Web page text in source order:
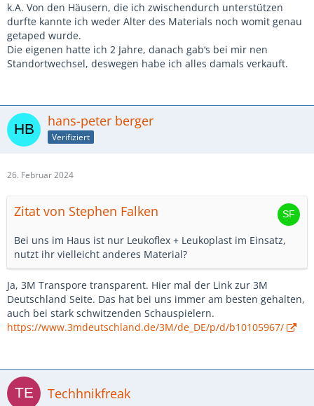
k.A. Von den Häusern, die ich zwischendurch unterstützen
durfte kannte ich weder Alter des Materials noch womit genau
getaped wurde.
Die eigenen hatte ich 2 Jahre, danach gab‘s bei mir nen
Standortwechsel, deswegen habe ich alles damals verkauft.
hans-peter berger
Verifiziert
26. Februar 2024
Zitat von Stephen Falken
Bei uns im Haus ist nur Leukoflex + Leukoplast im Einsatz,
nutzt ihr vielleicht anderes Material?
Ja, 3M Transpore transparent. Hier mal der Link zur 3M
Deutschland Seite. Das hat bei uns immer am besten gehalten,
auch bei stark schwitzenden Schauspielern.
https://www.3mdeutschland.de/3M/de_DE/p/d/b10105967/
Techhnikfreak